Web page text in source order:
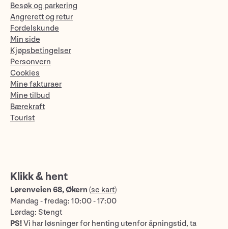
Besøk og parkering
Angrerett og retur
Fordelskunde
Min side
Kjøpsbetingelser
Personvern
Cookies
Mine fakturaer
Mine tilbud
Bærekraft
Tourist
Klikk & hent
Lørenveien 68, Økern (se kart)
Mandag - fredag: 10:00 - 17:00
Lørdag: Stengt
PS!Vi har løsninger for henting utenfor åpningstid, ta